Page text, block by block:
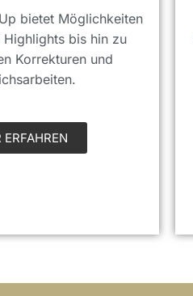
bietet Möglichkeiten
bis hin zu
Korrekturen und
ERFAHREN